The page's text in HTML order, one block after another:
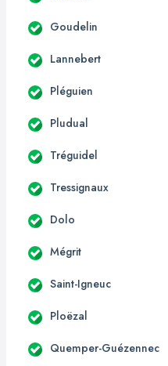
Goudelin
Lannebert
Pléguien
Pludual
Tréguidel
Tressignaux
Dolo
Mégrit
Saint-Igneuc
Ploëzal
Quemper-Guézennec